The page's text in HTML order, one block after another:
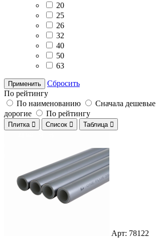
20
25
26
32
40
50
63
Применить
Сбросить
По рейтингу
По наименованию
Сначала дешевые
дорогие
По рейтингу
Плитка  Список  Таблица 
Арт: 78122